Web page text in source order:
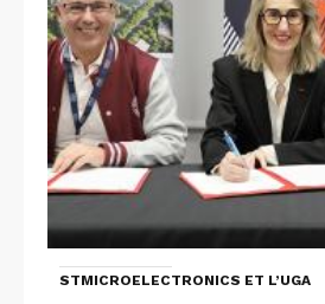
STMICROELECTRONICS ET L’UGA